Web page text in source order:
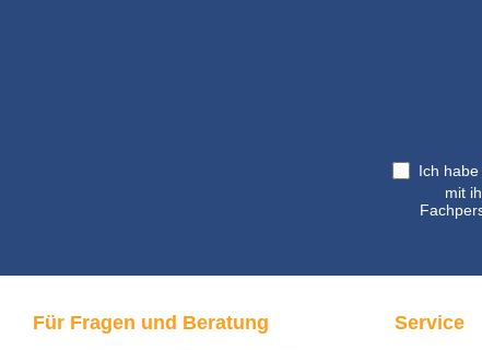
Ich habe
mit
Für Fragen und Beratung Service